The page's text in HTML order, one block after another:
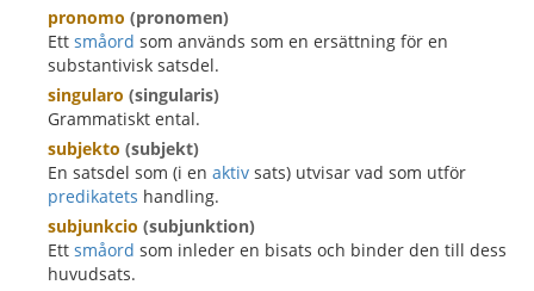
pronomo (pronomen)
Ett småord som används som en ersättning för en
substantivisk satsdel.
singularo (singularis)
Grammatiskt ental.
subjekto (subjekt)
En satsdel som (i en aktiv sats) utvisar vad som utför
predikatets handling.
subjunkcio (subjunktion)
Ett småord som inleder en bisats och binder den till dess
huvudsats.